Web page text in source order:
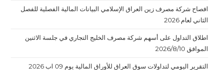
افصاح شركة مصرف زين العراق الإسلامي البيانات المالية الفصلية للفصل
الثاني لعام 2026
اطلاق التداول على أسهم شركة مصرف الخليج التجاري في جلسة الاثنين
الموافق 2026/8/10
التقرير اليومي لتداولات سوق العراق للأوراق المالية يوم 09 اب 2026